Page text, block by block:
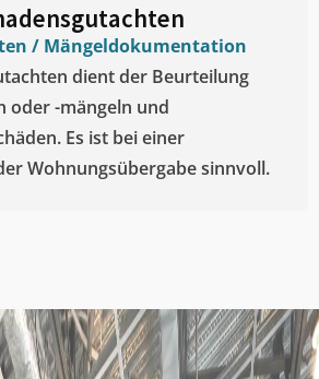
/ Mängeldokumentation
dient der Beurteilung
oder -mängeln und
Es ist bei einer
Wohnungsübergabe sinnvoll.